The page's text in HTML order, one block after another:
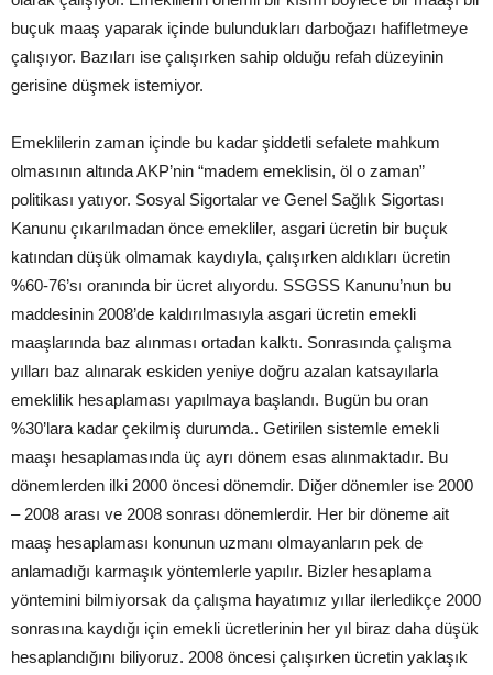
buçuk maaş yaparak içinde bulundukları darboğazı hafifletmeye
çalışıyor. Bazıları ise çalışırken sahip olduğu refah düzeyinin
gerisine düşmek istemiyor.
Emeklilerin zaman içinde bu kadar şiddetli sefalete mahkum
olmasının altında AKP’nin “madem emeklisin, öl o zaman”
politikası yatıyor. Sosyal Sigortalar ve Genel Sağlık Sigortası
Kanunu çıkarılmadan önce emekliler, asgari ücretin bir buçuk
katından düşük olmamak kaydıyla, çalışırken aldıkları ücretin
%60-76’sı oranında bir ücret alıyordu. SSGSS Kanunu’nun bu
maddesinin 2008’de kaldırılmasıyla asgari ücretin emekli
maaşlarında baz alınması ortadan kalktı. Sonrasında çalışma
yılları baz alınarak eskiden yeniye doğru azalan katsayılarla
emeklilik hesaplaması yapılmaya başlandı. Bugün bu oran
%30’lara kadar çekilmiş durumda.. Getirilen sistemle emekli
maaşı hesaplamasında üç ayrı dönem esas alınmaktadır. Bu
dönemlerden ilki 2000 öncesi dönemdir. Diğer dönemler ise 2000
– 2008 arası ve 2008 sonrası dönemlerdir. Her bir döneme ait
maaş hesaplaması konunun uzmanı olmayanların pek de
anlamadığı karmaşık yöntemlerle yapılır. Bizler hesaplama
yöntemini bilmiyorsak da çalışma hayatımız yıllar ilerledikçe 2000
sonrasına kaydığı için emekli ücretlerinin her yıl biraz daha düşük
hesaplandığını biliyoruz. 2008 öncesi çalışırken ücretin yaklaşık